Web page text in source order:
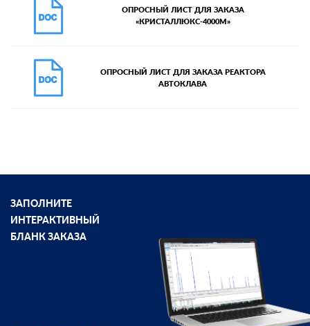
ОПРОСНЫЙ ЛИСТ ДЛЯ ЗАКАЗА
«КРИСТАЛЛЮКС-4000М»
ОПРОСНЫЙ ЛИСТ ДЛЯ ЗАКАЗА РЕАКТОРА
АВТОКЛАВА
ЗАПОЛНИТЕ
ИНТЕРАКТИВНЫЙ
БЛАНК ЗАКАЗА